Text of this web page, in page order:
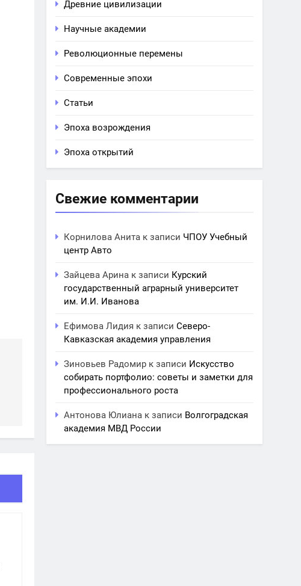
Древние цивилизации
Научные академии
Революционные перемены
Современные эпохи
Статьи
Эпоха возрождения
Эпоха открытий
Свежие комментарии
Корнилова Анита к записи ЧПОУ Учебный
центр Авто
Зайцева Арина к записи Курский
государственный аграрный университет
им. И.И. Иванова
Ефимова Лидия к записиСеверо-
Кавказская академия управления
Зиновьев Радомир к записи Искусство
собирать портфолио: советы и заметки для
профессионального роста
Антонова Юлиана к записи Волгоградская
академия МВД России